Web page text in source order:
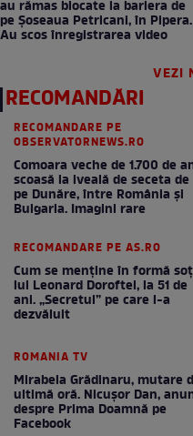
au rămas blocate la bariera de
pe Șoseaua Petricani, în Pipera.
Au scos înregistrarea video
VEZI
RECOMANDĂRI
RECOMANDARE PE
OBSERVATORNEWS.RO
Comoara veche de 1.700 de
scoasă la iveală de seceta de
pe Dunăre, între România şi
Bulgaria. Imagini rare
RECOMANDARE PE AS.RO
Cum se menţine în formă
lui Leonard Doroftei, la 51 de
ani. „Secretul” pe care l-a
dezvăluit
ROMANIA TV
Mirabela Grădinaru, mutare de
ultimă oră. Nicuşor Dan,
despre Prima Doamnă pe
Facebook